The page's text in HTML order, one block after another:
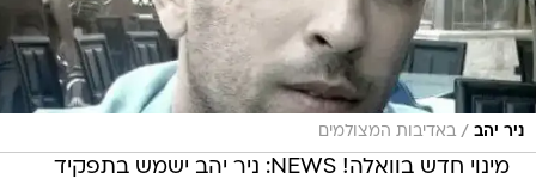
ניר יהב / באדיבות המצולמים
מינוי חדש בוואלה! NEWS: ניר יהב ישמש בתפקיד